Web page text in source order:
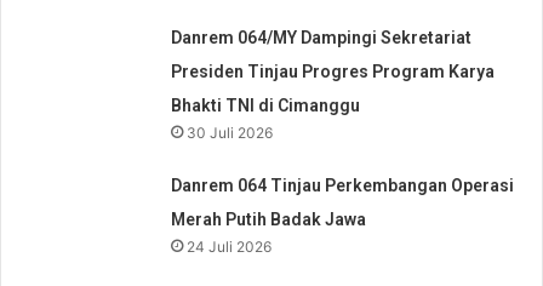
Danrem 064/MY Dampingi Sekretariat
Presiden Tinjau Progres Program Karya
Bhakti TNI di Cimanggu
30 Juli 2026
Danrem 064 Tinjau Perkembangan Operasi
Merah Putih Badak Jawa
24 Juli 2026